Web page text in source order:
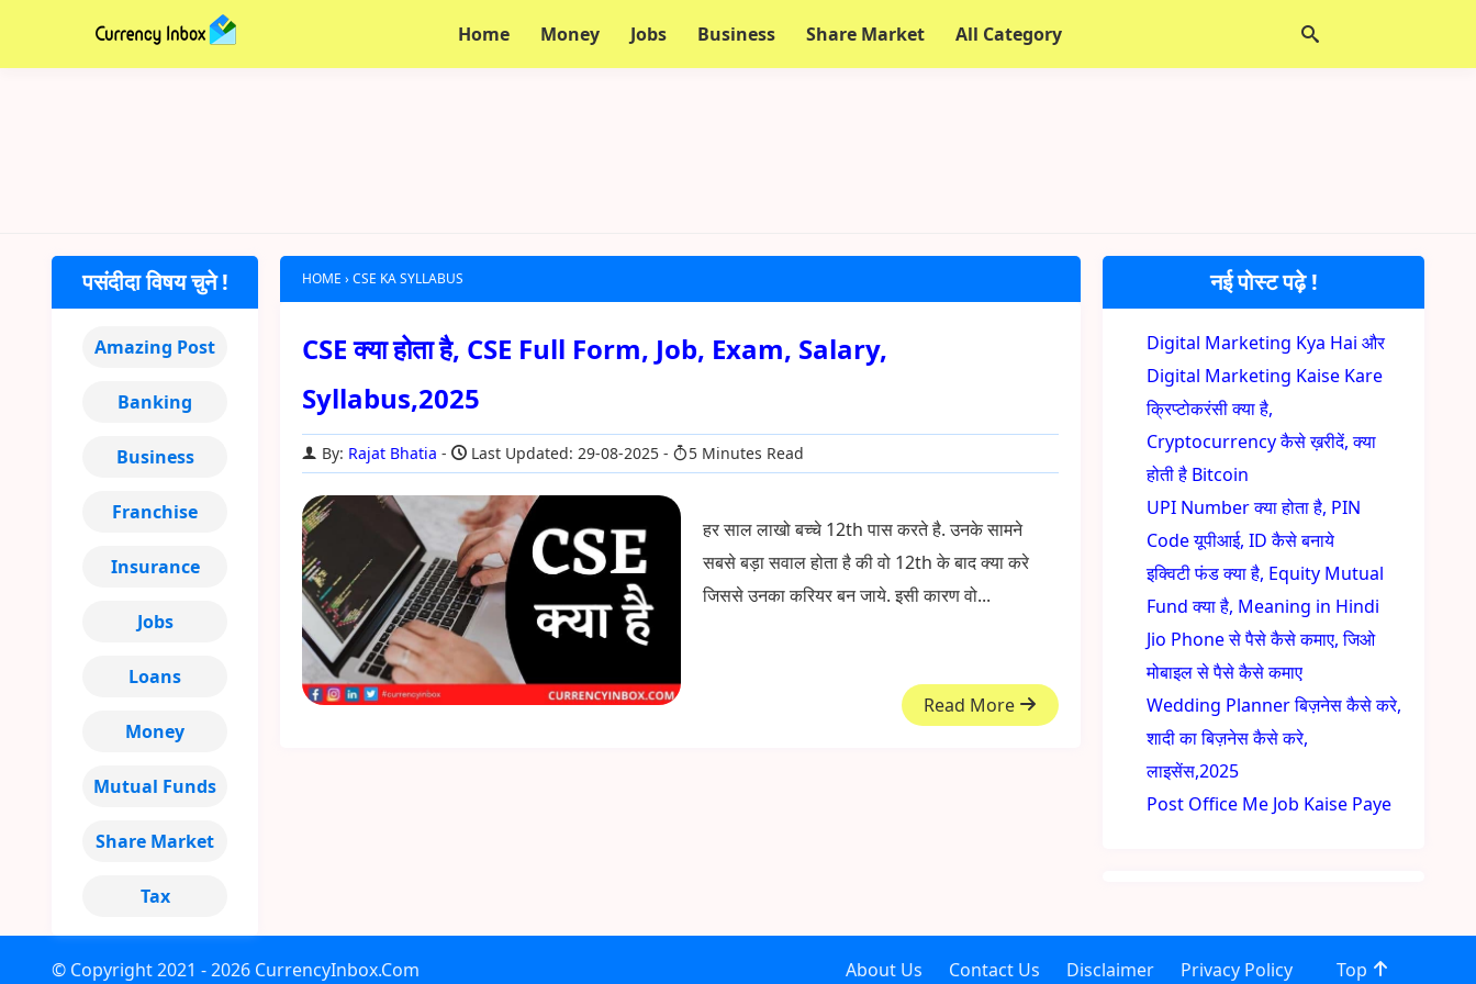
Home Money Jobs Business Share Market All Category
HOME ›CSE KA SYLLABUS
CSE क्या होता है, CSE Full Form, Job, Exam, Salary,
Syllabus,2025
By: Rajat Bhatia Last Updated: 29-08-2025 5 Minutes Read
हर साल लाखो बच्चे 12th पास करते है. उनके सामने
सबसे बड़ा सवाल होता है की वो 12th के बाद क्या करे
जिससे उनका करियर बन जाये. इसी कारण वो...
Read More
नई पोस्ट पढ़े !
Digital Marketing Kya Hai और
Digital Marketing Kaise Kare
क्रिप्टोकरंसी क्या है,
Cryptocurrency कैसे ख़रीदें, क्या
होती है Bitcoin
UPI Number क्या होता है, PIN
Code यूपीआई, ID कैसे बनाये
इक्विटी फंड क्या है, Equity Mutual
Fund क्या है, Meaning in Hindi
Jio Phone से पैसे कैसे कमाए, जिओ
मोबाइल से पैसे कैसे कमाए
Wedding Planner बिज़नेस कैसे करे,
शादी का बिज़नेस कैसे करे,
लाइसेंस,2025
Post Office Me Job Kaise Paye
पसंदीदा विषय चुने !
Amazing Post
Banking
Business
Franchise
Insurance
Jobs
Loans
Money
Mutual Funds
Share Market
Tax
© Copyright2021 - 2026 CurrencyInbox.Com About Us Contact Us Disclaimer Privacy Policy Top